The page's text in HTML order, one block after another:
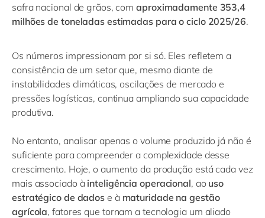
safra nacional de grãos, comaproximadamente 353,4
milhões de toneladas estimadas para o ciclo 2025/26.
Os números impressionam por si só. Eles refletem a
consistência de um setor que, mesmo diante de
instabilidades climáticas, oscilações de mercado e
pressões logísticas, continua ampliando sua capacidade
produtiva.
No entanto, analisar apenas o volume produzido já não é
suficiente para compreender a complexidade desse
crescimento. Hoje, o aumento da produção está cada vez
mais associado à inteligência operacional, ao uso
estratégico de dados e à maturidade na gestão
agrícola, fatores que tornam a tecnologia um aliado